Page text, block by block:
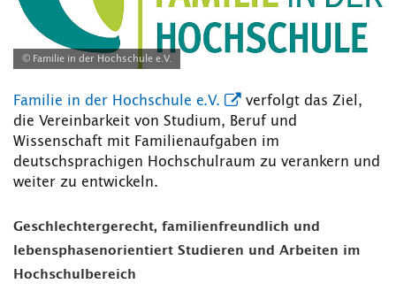
© Familie in der Hochschule e.V.
Familie in der Hochschule e.V.
verfolgt das Ziel,
die Vereinbarkeit von Studium, Beruf und
Wissenschaft mit Familienaufgaben im
deutschsprachigen Hochschulraum zu verankern und
weiter zu entwickeln.
Geschlechtergerecht, familienfreundlich und
lebensphasenorientiert Studieren und Arbeiten im
Hochschulbereich